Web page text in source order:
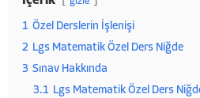
1 Özel Derslerin İşlenişi
2 Lgs Matematik Özel Ders Niğde
3 Sınav Hakkında
3.1 Lgs Matematik Özel Ders